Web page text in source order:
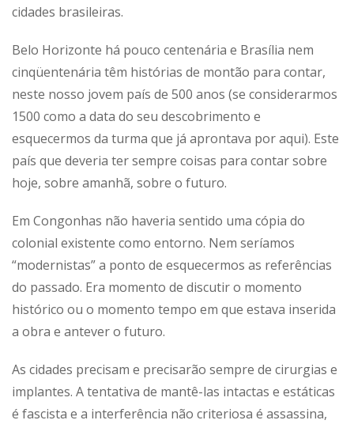
cidades brasileiras.
Belo Horizonte há pouco centenária e Brasília nem
cinqüentenária têm histórias de montão para contar,
neste nosso jovem país de 500 anos (se considerarmos
1500 como a data do seu descobrimento e
esquecermos da turma que já aprontava por aqui). Este
país que deveria ter sempre coisas para contar sobre
hoje, sobre amanhã, sobre o futuro.
Em Congonhas não haveria sentido uma cópia do
colonial existente como entorno. Nem seríamos
“modernistas” a ponto de esquecermos as referências
do passado. Era momento de discutir o momento
histórico ou o momento tempo em que estava inserida
a obra e antever o futuro.
As cidades precisam e precisarão sempre de cirurgias e
implantes. A tentativa de mantê-las intactas e estáticas
é fascista e a interferência não criteriosa é assassina,